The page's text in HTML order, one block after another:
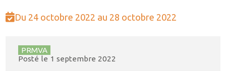
Du 24 octobre 2022 au 28 octobre 2022
PRMVA
Posté le 1 septembre 2022